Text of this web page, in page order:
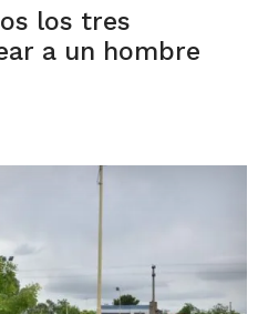
los tres
a un hombre